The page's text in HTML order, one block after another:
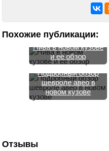
Похожие публикации:
Нива в новом кузове
и ее обзор
Подробный обзор
шевроле авео в
новом кузове
Отзывы